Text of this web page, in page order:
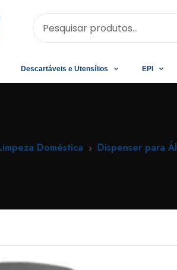
Descartáveis e Utensílios EPI
Doméstica Dispenser para